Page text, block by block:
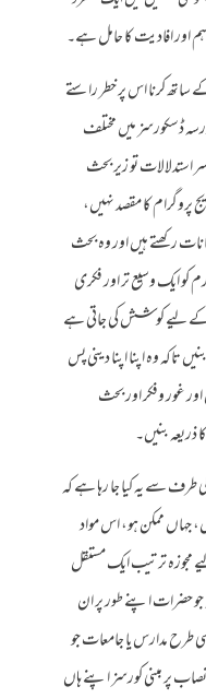
اور افادیت کا حامل ہے۔
ساتھ کرنا اس پر خطر راستے
ڈسکورسز میں مختلف
استدلالات تو زیر بحث
کا مقصد نہیں،
رکھتے ہیں اور وہ بحث
کو ایک وسیع تر اور فکری
کے لیے کوشش کی جاتی ہے
تاکہ وہ اپنا اپنا دینی پس
غور وفکر اور بحث
ذریعہ بنیں۔
سے یہ کیا جا رہا ہے کہ
جہاں ممکن ہو، اس مواد
مجوزہ ترتیب ایک مستقل
حضرات اپنے طور پر ان
طرح مدارس یا جامعات جو
پر مبنی کورسز اپنے ہاں